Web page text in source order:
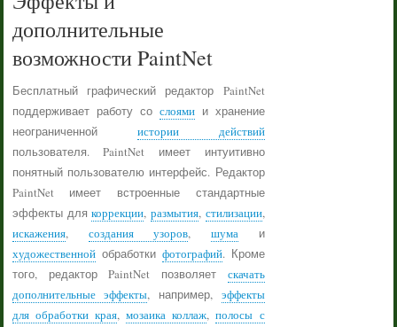
дополнительные
возможности PaintNet
Бесплатный графический редактор PaintNet
поддерживает работу со слоямии хранение
неограниченной истории действий
пользователя. PaintNet имеет интуитивно
понятный пользователю интерфейс. Редактор
PaintNet имеет встроенные стандартные
эффекты длякоррекции, размытия, стилизации,
искажения, создания узоров, шумаи
художественнойобработки фотографий. Кроме
того, редактор PaintNet позволяет скачать
дополнительные эффекты, например, эффекты
для обработки края,мозаика коллаж,полосы с